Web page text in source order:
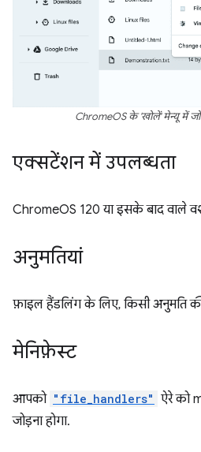
ChromeOS के 'खोलें' मेन्यू में
एक्सटेंशन में उपलब्धता
ChromeOS 120 या इसके बाद वाले
अनुमतियां
फ़ाइल हैंडलिंग के लिए, किसी अनुमति
मेनिफ़ेस्ट
आपको "file_handlers" ऐरे को
जोड़ना होगा.